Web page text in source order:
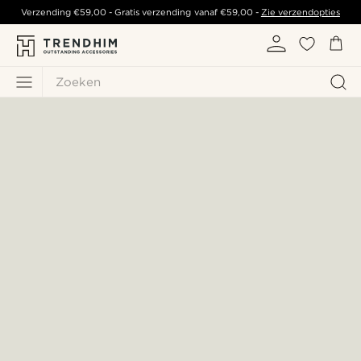
Zoeken
Verzending€59,00 - Gratis verzending vanaf €59,00- Zie verzendopties